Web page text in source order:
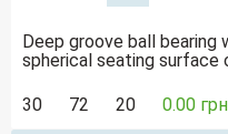
Deep groove ball bearing
spherical seating surface
30 72 20 0.00